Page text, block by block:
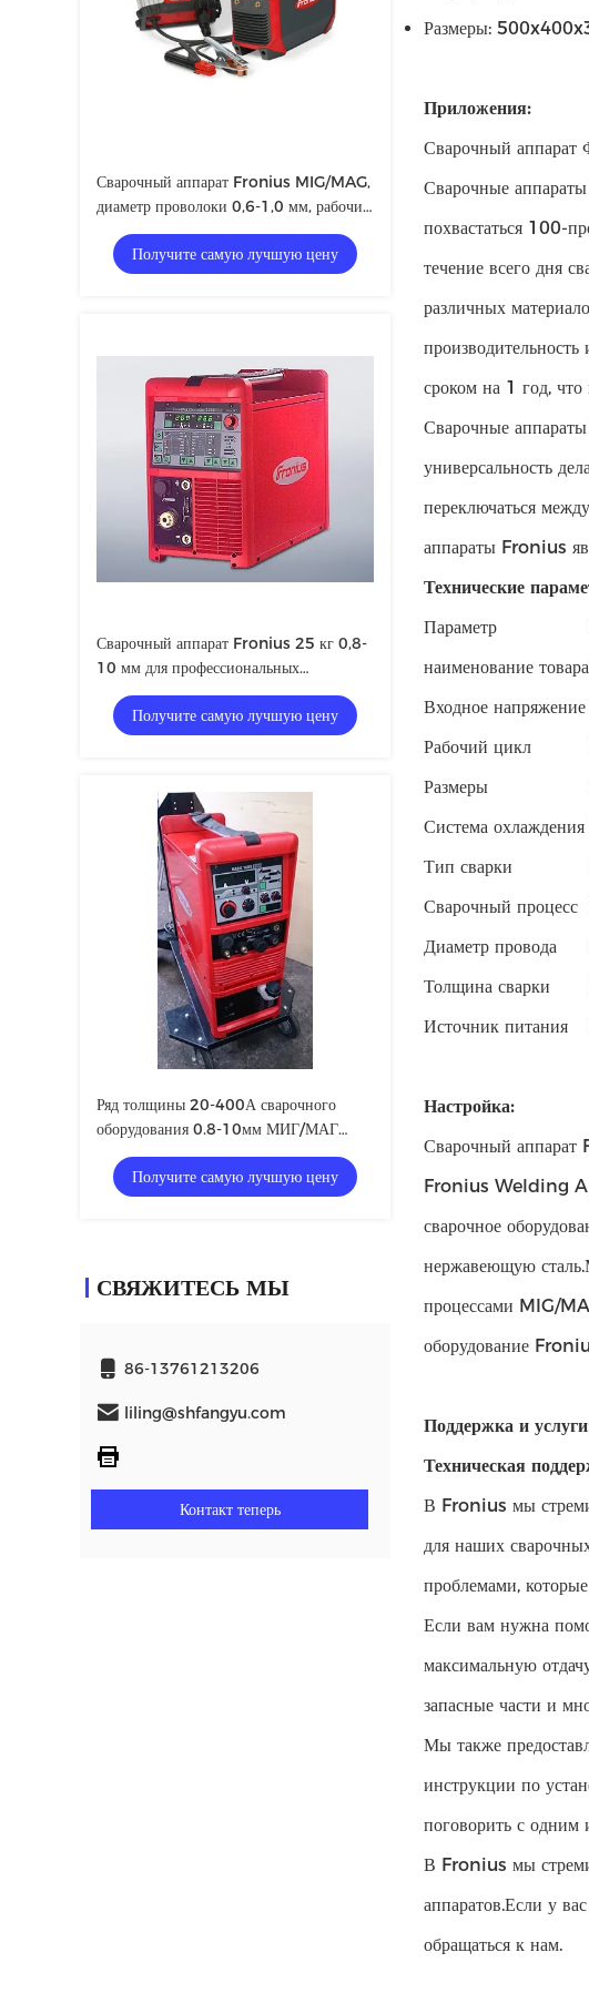
Сварочный аппарат Fronius MIG/MAG,
диаметр проволоки 0,6-1,0 мм, рабочий
цикл 100 %
Получите самую лучшую цену
Сварочный аппарат Fronius 25 кг 0,8-
10 мм для профессиональных
сварщиков
Получите самую лучшую цену
Ряд толщины 20-400А сварочного
оборудования 0.8-10мм МИГ/МАГ
Фрониус настоящий
Получите самую лучшую цену
СВЯЖИТЕСЬ МЫ
86-13761213206
liling@shfangyu.com
Контакт теперь
Размеры:
Приложения:
Сварочный аппарат
Сварочные
похвастаться 100-
течение всего дня
различных
сроком на 1 год, что
Сварочные
универсальность
переключаться
аппараты Fronius
Технические
Параметр
наименование товара
Входное напряжение
Рабочий цикл
Размеры
Система охлаждения
Тип сварки
Сварочный процесс
Диаметр провода
Толщина сварки
Источник питания
Настройка:
Сварочный аппарат
Fronius Welding
сварочное
нержавеющую
процессами MIG/
оборудование
Поддержка и
Техническая
В Fronius мы
для наших
проблемами,
Если вам нужна
максимальную
запасные части и
Мы также
инструкции по
поговорить с одним
В Fronius мы
аппаратов.Если у
обращаться к нам.